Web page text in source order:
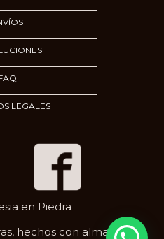
LEGALES
en Piedra
hechos con alma.